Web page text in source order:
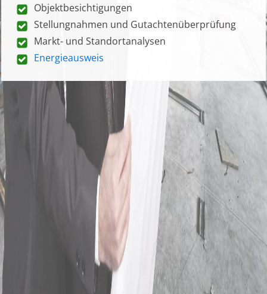
Objektbesichtigungen
Stellungnahmen und Gutachtenüberprüfung
Markt- und Standortanalysen
Energieausweis